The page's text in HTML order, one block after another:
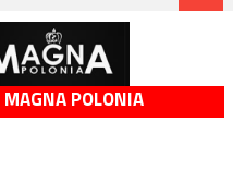
POLONIA